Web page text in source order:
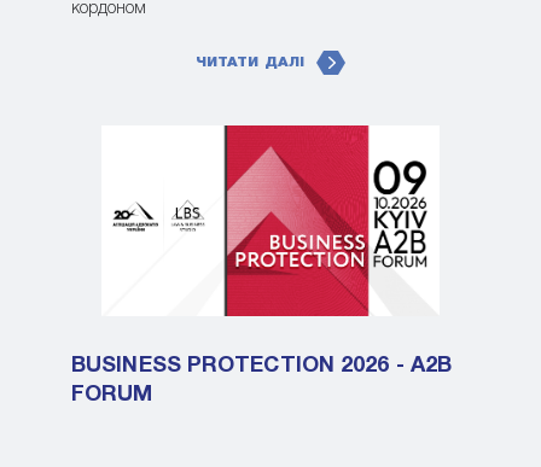
кордоном
ЧИТАТИ ДАЛІ
BUSINESS PROTECTION 2026 - A2B
FORUM